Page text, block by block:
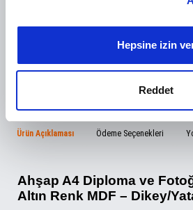
bilgileri, bunları kendilerine
kullanımınızdan topladıkları diğer
birleştirebilecek sosyal medya,
Hepsine izin
Reddet
Ürün Açıklaması Ödeme Seçenekleri
Ahşap A4 Diploma ve
Altın Renk MDF – Dikey/